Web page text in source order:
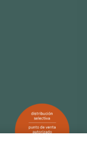
factores a